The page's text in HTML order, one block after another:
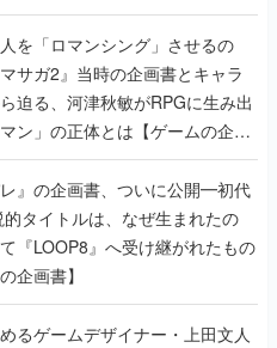
を「ロマンシング」させるの
サガ2』当時の企画書とキャラ
迫る、河津秋敏がRPGに生み出
ン」の正体とは【ゲームの企画
レ』の企画書、ついに公開━初代
的タイトルは、なぜ生まれたの
『LOOP8』へ受け継がれたもの
企画書】
るゲームデザイナー・上田文人